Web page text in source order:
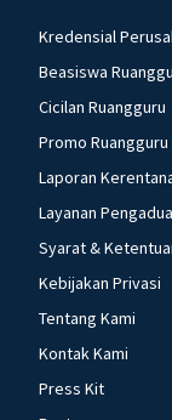
Kredensial
Beasiswa
Cicilan Ruangguru
Promo Ruangguru
Laporan
Layanan
Syarat &
Kebijakan Privasi
Tentang Kami
Kontak Kami
Press Kit